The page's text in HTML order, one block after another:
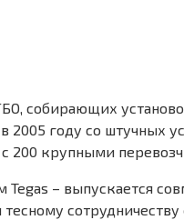
собирающих
2005 году со штучных
200 крупными
– выпускается
тесному